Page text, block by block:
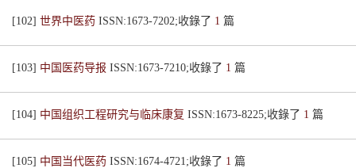
[102] 世界中医药 ISSN:1673-7202;收錄了 1 篇
[103] 中国医药导报 ISSN:1673-7210;收錄了 1 篇
[104] 中国组织工程研究与临床康复 ISSN:1673-8225;收錄了 1 篇
[105] 中国当代医药 ISSN:1674-4721;收錄了 1 篇